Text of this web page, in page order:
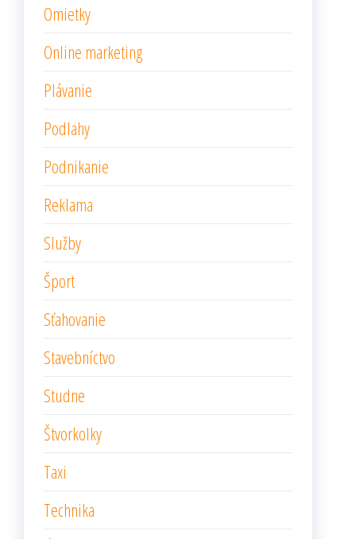
Omietky
Online marketing
Plávanie
Podlahy
Podnikanie
Reklama
Služby
Šport
Sťahovanie
Stavebníctvo
Studne
Štvorkolky
Taxi
Technika